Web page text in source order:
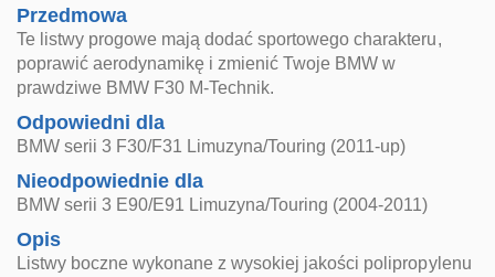
Przedmowa
Te listwy progowe mają dodać sportowego charakteru,
poprawić aerodynamikę i zmienić Twoje BMW w
prawdziwe BMW F30 M-Technik.
Odpowiedni dla
BMW serii 3 F30/F31 Limuzyna/Touring (2011-up)
Nieodpowiednie dla
BMW serii 3 E90/E91 Limuzyna/Touring (2004-2011)
Opis
Listwy boczne wykonane z wysokiej jakości polipropylenu